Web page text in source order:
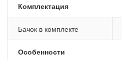
Комплектация
Бачок в комплекте
Особенности